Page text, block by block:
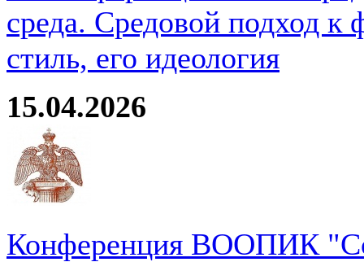
среда. Средовой подход
стиль, его идеология
15.04.2026
Конференция ВООПИК